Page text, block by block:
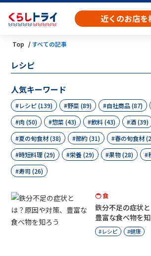
近くのお店を
Top すべての記事
レシピ
人気キーワード
レシピ (139) 野菜 (89) 自社商品 (87)
肉 (50)
惣菜 (43) 飲料 (43)
酒 (39)
夏の旬食材 (38)
節約 (31)
春の旬食材
時短料理 (29)
栄養 (29) 果物 (28)
寿司 (26)
食
鉄分不足の症状
豊富な食べ物を
レシピ 健康